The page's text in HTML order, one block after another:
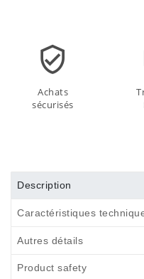
Achats
sécurisés
Description
Caractéristiques
Autres détails
Product safety